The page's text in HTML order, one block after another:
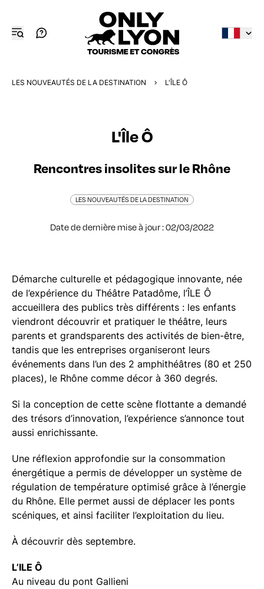
LES NOUVEAUTÉS DE LA DESTINATION L'ÎLE Ô
L'Île Ô
Rencontres insolites sur le Rhône
LES NOUVEAUTÉS DE LA DESTINATION
Date de dernière mise à jour : 02/03/2022
Démarche culturelle et pédagogique innovante, née
de l’expérience du Théâtre Patadôme, l’ÎLE Ô
accueillera des publics très différents : les enfants
viendront découvrir et pratiquer le théâtre, leurs
parents et grandsparents des activités de bien-être,
tandis que les entreprises organiseront leurs
événements dans l’un des 2 amphithéâtres (80 et 250
places), le Rhône comme décor à 360 degrés.
Si la conception de cette scène flottante a demandé
des trésors d’innovation, l’expérience s’annonce tout
aussi enrichissante.
Une réflexion approfondie sur la consommation
énergétique a permis de développer un système de
régulation de température optimisé grâce à l’énergie
du Rhône. Elle permet aussi de déplacer les ponts
scéniques, et ainsi faciliter l’exploitation du lieu.
À découvrir dès septembre.
L’ILE Ô
Au niveau du pont Gallieni